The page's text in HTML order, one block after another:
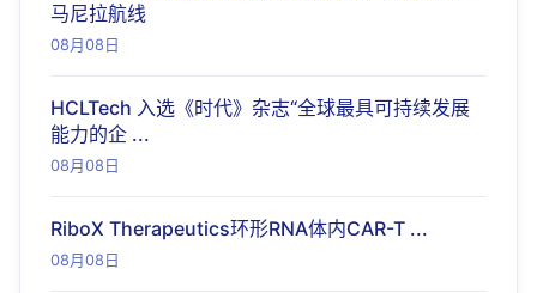
马尼拉航线
08月08日
HCLTech 入选《时代》杂志“全球最具可持续发展
能力的企 ...
08月08日
RiboX Therapeutics环形RNA体内CAR-T ...
08月08日